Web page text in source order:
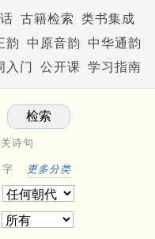
古籍检索 类书集成
韵 中原音韵 中华通韵
入门 公开课 学习指南
诗句
字 更多分类